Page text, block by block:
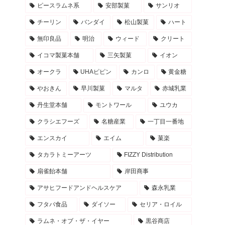
ピースラムネ系 安部製菓 サンリオ
チーリン バンダイ 松山製菓 ハート
無印良品 明治 ウィード クリート
イコマ製菓本舗 三矢製菓 イオン
オークラ UHAピピン カンロ 黄金糖
やおきん 早川製菓 マルタ 赤城乳業
丹生堂本舗 モントワール ユウカ
クラシエフーズ 名糖産業 一丁目一番地
エンスカイ エイム 菓楽
タカラトミーアーツ FIZZY Distribution
扇雀飴本舗 岸田商事
アサヒフードアンドヘルスケア 森永乳業
フタバ食品 ダイソー セリア・ロイル
ラムネ・オブ・ザ・イヤー 黒谷商店